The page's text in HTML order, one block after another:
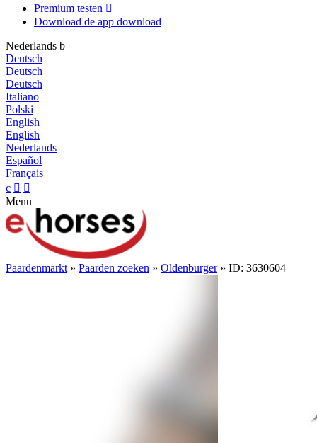
Premium testen 
Download de app download
Nederlands b
Deutsch
Deutsch
Deutsch
Italiano
Polski
English
English
Nederlands
Español
Français
c  
Menu
Paardenmarkt » Paarden zoeken » Oldenburger» ID: 3630604